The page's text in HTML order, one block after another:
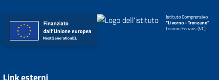
Istituto Comprensivo
"Livorno - Tronzano"
Livorno Ferraris (VC)
Link esterni